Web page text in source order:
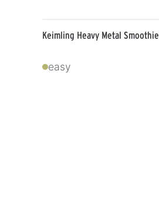
Keimling Heavy Metal Smoothie
easy